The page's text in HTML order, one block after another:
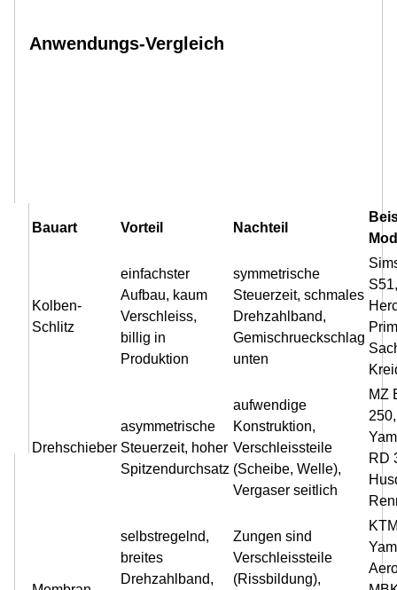
Anwendungs-Vergleich
Bauart Vorteil Nachteil
Kolben-
Schlitz
einfachster
Aufbau, kaum
Verschleiss,
billig in
Produktion
symmetrische
Steuerzeit, schmales
Drehzahlband,
Gemischrueckschlag
unten
S51,
Drehschieber
asymmetrische
Steuerzeit, hoher
Spitzendurchsatz
aufwendige
Konstruktion,
Verschleissteile
(Scheibe, Welle),
Vergaser seitlich
MZ
250,
RD
selbstregelnd,
breites
Drehzahlband,
Zungen sind
Verschleissteile
(Rissbildung),